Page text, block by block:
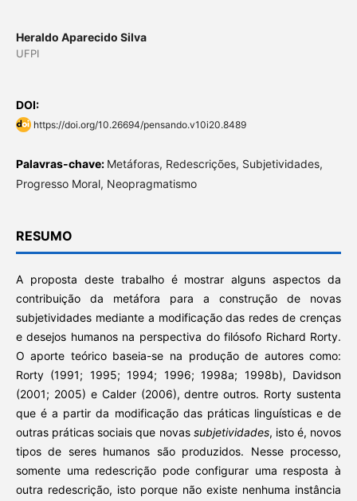
Heraldo Aparecido Silva
UFPI
DOI:
https://doi.org/10.26694/pensando.v10i20.8489
Palavras-chave: Metáforas, Redescrições, Subjetividades,
Progresso Moral, Neopragmatismo
RESUMO
A proposta deste trabalho é mostrar alguns aspectos da
contribuição da metáfora para a construção de novas
subjetividades mediante a modificação das redes de crenças
e desejos humanos na perspectiva do filósofo Richard Rorty.
O aporte teórico baseia-se na produção de autores como:
Rorty (1991; 1995; 1994; 1996; 1998a; 1998b), Davidson
(2001; 2005) e Calder (2006), dentre outros. Rorty sustenta
que é a partir da modificação das práticas linguísticas e de
outras práticas sociais que novas subjetividades, isto é, novos
tipos de seres humanos são produzidos. Nesse processo,
somente uma redescrição pode configurar uma resposta à
outra redescrição, isto porque não existe nenhuma instância